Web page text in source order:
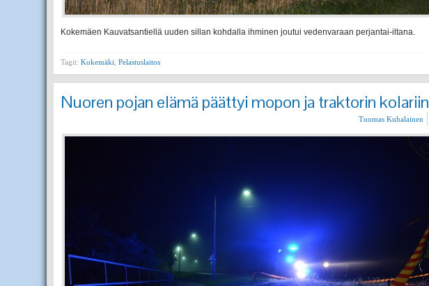
Kokemäen Kauvatsantiellä uuden sillan kohdalla ihminen joutui vedenvaraan perjantai-iltana.
Tagit: Kokemäki, Pelastuslaitos
Nuoren pojan elämä päättyi mopon ja traktorin kolariin
Tuomas Kuhalainen